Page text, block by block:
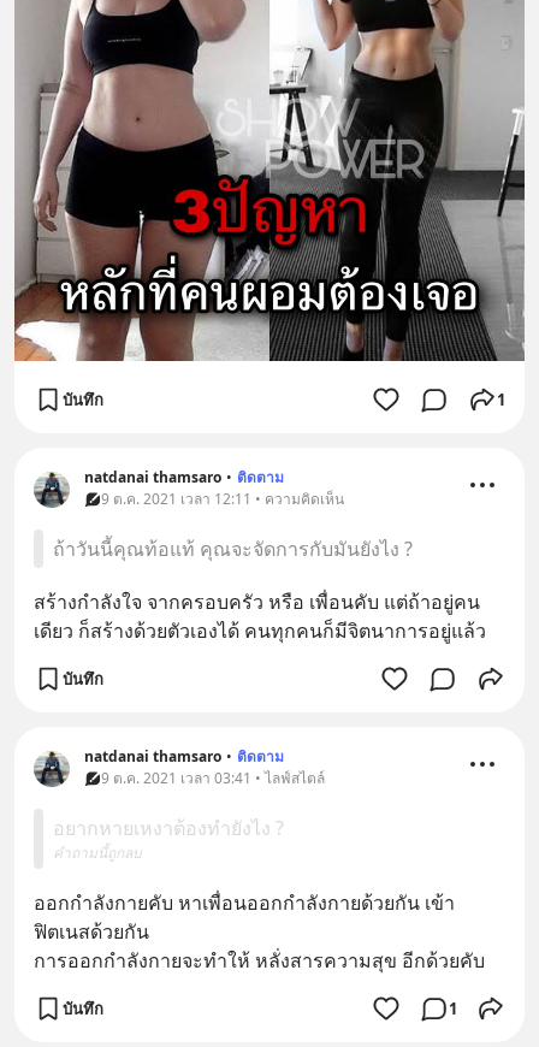
บันทึก 1
natdanai thamsaro • ติดตาม
9 ต.ค. 2021 เวลา 12:11 • ความคิดเห็น
ถ้าวันนี้คุณท้อแท้ คุณจะจัดการกับมันยังไง ?
สร้างกำลังใจ จากครอบครัว หรือ เพื่อนคับ แต่ถ้าอยู่คน
เดียว ก็สร้างด้วยตัวเองได้ คนทุกคนก็มีจิตนาการอยู่แล้ว
บันทึก
natdanai thamsaro • ติดตาม
9 ต.ค. 2021 เวลา 03:41 • ไลฟ์สไตล์
อยากหายเหงาต้องทำยังไง ?
คำถามนี้ถูกลบ
ออกกำลังกายคับ หาเพื่อนออกกำลังกายด้วยกัน เข้า
ฟิตเนสด้วยกัน
การออกกำลังกายจะทำให้ หลั่งสารความสุข อีกด้วยคับ
บันทึก 1